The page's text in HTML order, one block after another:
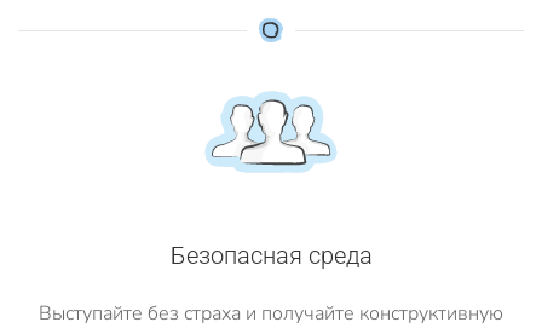
Безопасная среда
Выступайте без страха и получайте конструктивную